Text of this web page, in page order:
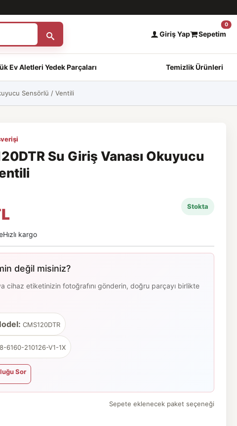
Giriş Yap Sepetim
0
Ev Aletleri Yedek Parçaları Temizlik Ürünleri
Sensörlü / Ventili
Su Giriş Vanası Okuyucu
Stokta
Hızlı kargo
değil misiniz?
cihaz etiketinizin fotoğrafını gönderin, doğru parçayı birlikte
CMS120DTR
6160-210126-V1-1X
Sor
Sepete eklenecek paket seçeneği